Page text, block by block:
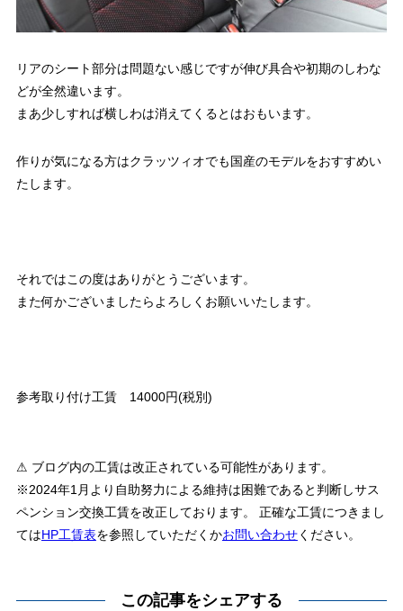
リアのシート部分は問題ない感じですが伸び具合や初期のしわな
どが全然違います。
まあ少しすれば横しわは消えてくるとはおもいます。
作りが気になる方はクラッツィオでも国産のモデルをおすすめい
たします。
それではこの度はありがとうございます。
また何かございましたらよろしくお願いいたします。
参考取り付け工賃 14000円(税別)
⚠ ブログ内の工賃は改正されている可能性があります。
※2024年1月より自助努力による維持は困難であると判断しサス
ペンション交換工賃を改正しております。 正確な工賃につきまし
てはHP工賃表を参照していただくかお問い合わせください。
この記事をシェアする